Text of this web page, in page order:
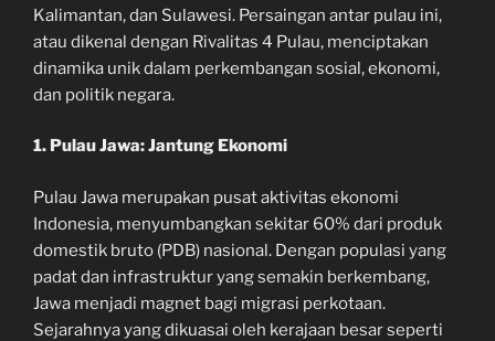
Kalimantan, dan Sulawesi. Persaingan antar pulau ini,
atau dikenal dengan Rivalitas 4 Pulau, menciptakan
dinamika unik dalam perkembangan sosial, ekonomi,
dan politik negara.
1. Pulau Jawa: Jantung Ekonomi
Pulau Jawa merupakan pusat aktivitas ekonomi
Indonesia, menyumbangkan sekitar 60% dari produk
domestik bruto (PDB) nasional. Dengan populasi yang
padat dan infrastruktur yang semakin berkembang,
Jawa menjadi magnet bagi migrasi perkotaan.
Sejarahnya yang dikuasai oleh kerajaan besar seperti